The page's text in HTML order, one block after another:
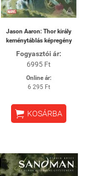
Jason Aaron: Thor király
keménytáblás képregény
Fogyasztói ár:
6995 Ft
Online ár:
6 295 Ft
 KOSÁRBA